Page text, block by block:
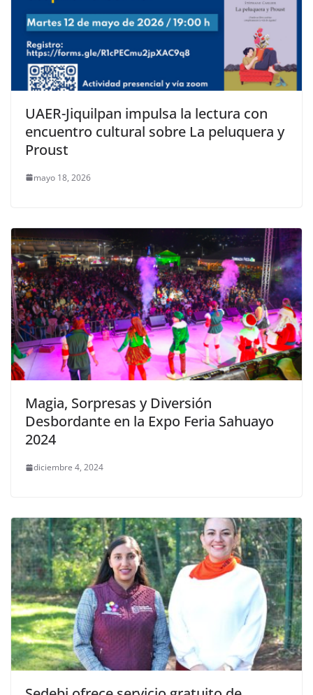
UAER-Jiquilpan impulsa la lectura con
encuentro cultural sobre La peluquera y
Proust
mayo 18, 2026
Magia, Sorpresas y Diversión
Desbordante en la Expo Feria Sahuayo
2024
diciembre 4, 2024